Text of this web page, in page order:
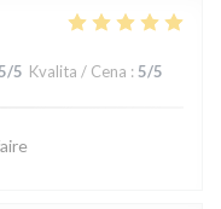
/5 Kvalita / Cena : 5/5